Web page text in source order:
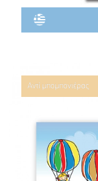
Αντί μπομπονιέρας